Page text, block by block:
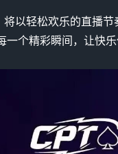
将以轻松欢乐的直播
一个精彩瞬间，让快